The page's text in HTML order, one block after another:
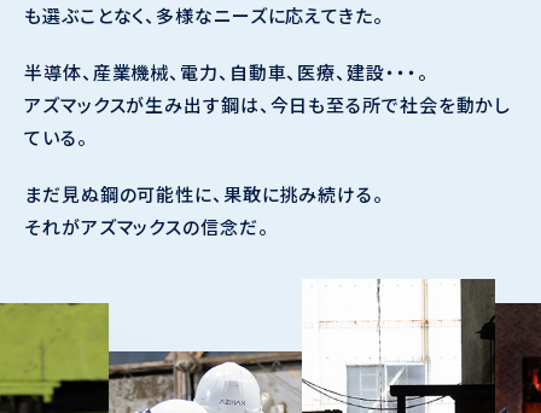
も選ぶことなく、多様なニーズに応えてきた。
半導体、産業機械、電力、自動車、医療、建設・・・。
アズマックスが生み出す鋼は、今日も至る所で社会を動かし
ている。
まだ見ぬ鋼の可能性に、果敢に挑み続ける。
それがアズマックスの信念だ。